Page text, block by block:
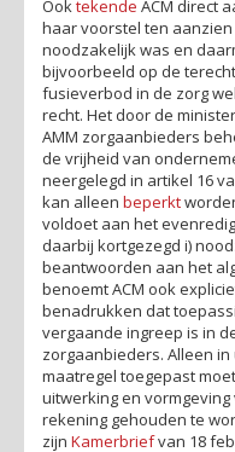
Ook tekende ACM direct
haar voorstel ten
noodzakelijk was en
bijvoorbeeld op de
fusieverbod in de zorg
recht. Het door de
AMM zorgaanbieders
de vrijheid van
neergelegd in artikel 16
kan alleen beperkt
voldoet aan het
daarbij kortgezegd i)
beantwoorden aan het
benoemt ACM ook
benadrukken dat
vergaande ingreep is in
zorgaanbieders. Alleen
maatregel toegepast
uitwerking en
rekening gehouden te
zijn Kamerbriefvan 18